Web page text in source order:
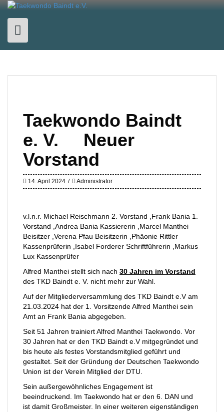
Skip
content
Taekwondo Baindt
e. V. Neuer
Vorstand
14. April 2024 Administrator
v.l.n.r. Michael Reischmann 2. Vorstand ,Frank Bania 1.
Vorstand ,Andrea Bania Kassiererin ,Marcel Manthei
Beisitzer ,Verena Pfau Beisitzerin ,Phäonie Rittler
Kassenprüferin ,Isabel Forderer Schriftführerin ,Markus
Lux Kassenprüfer
Alfred Manthei stellt sich nach 30 Jahren im Vorstand
des TKD Baindt e. V. nicht mehr zur Wahl.
Auf der Mitgliederversammlung des TKD Baindt e.V am
21.03.2024 hat der 1. Vorsitzende Alfred Manthei sein
Amt an Frank Bania abgegeben.
Seit 51 Jahren trainiert Alfred Manthei Taekwondo. Vor
30 Jahren hat er den TKD Baindt e.V mitgegründet und
bis heute als festes Vorstandsmitglied geführt und
gestaltet. Seit der Gründung der Deutschen Taekwondo
Union ist der Verein Mitglied der DTU.
Sein außergewöhnliches Engagement ist
beeindruckend. Im Taekwondo hat er den 6. DAN und
ist damit Großmeister. In einer weiteren eigenständigen